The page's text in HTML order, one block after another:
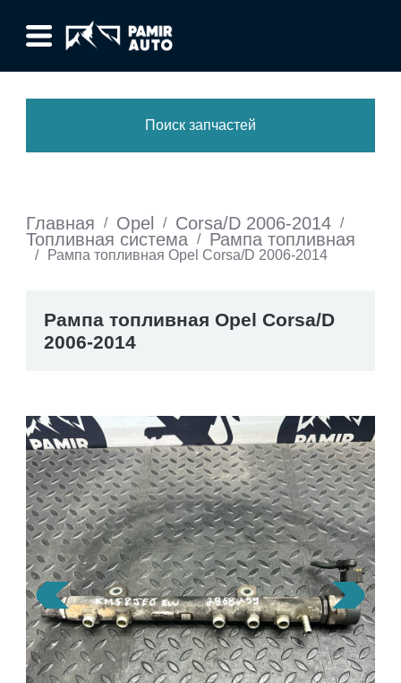
Поиск запчастей
Главная / Opel / Corsa/D 2006-2014 /
Топливная система / Рампа топливная
/ Рампа топливная Opel Corsa/D 2006-2014
Рампа топливная Opel Corsa/D
2006-2014